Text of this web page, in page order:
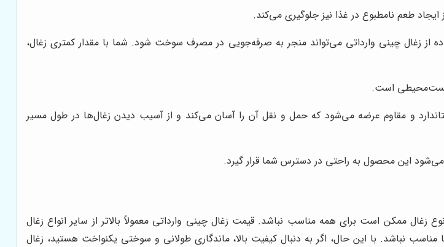
طعم نامطبوع در غذا نیز جلوگیری می‌کند.
از زغال چینی وارداتی می‌تواند منجر به صرفه‌جویی در مصرف سوخت شود. شما با مقدار کمتری زغال،
است.
و مقاوم عرضه می‌شود که حمل و نقل آن را آسان می‌کند و از آسیب دیدن زغال‌ها در طول مسیر
می‌شود این محصول به راحتی در دسترس شما قرار گیرد.
زغال ممکن است برای همه مناسب نباشد. قیمت زغال چینی وارداتی معمولاً بالاتر از سایر انواع زغال
نباشد. با این حال، اگر به دنبال کیفیت بالا، ماندگاری طولانی و سوختی یکنواخت هستید، زغال